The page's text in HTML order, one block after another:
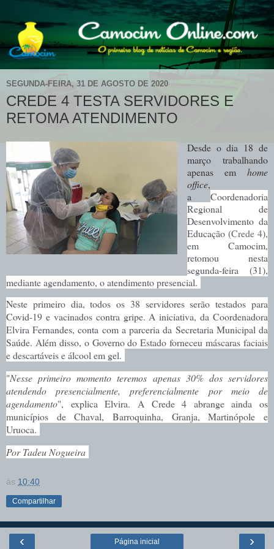
SEGUNDA-FEIRA, 31 DE AGOSTO DE 2020
CREDE 4 TESTA SERVIDORES E
RETOMA ATENDIMENTO
Desde o dia 18 de
março trabalhando
apenas em home
office,
a Coordenadoria
Regional de
Desenvolvimento da
Educação (Crede 4),
em Camocim,
retomou nesta
segunda-feira (31),
mediante agendamento, o atendimento presencial.
Neste primeiro dia, todos os 38 servidores serão testados para
Covid-19 e vacinados contra gripe. A iniciativa, da Coordenadora
Elvira Fernandes, conta com a parceria da Secretaria Municipal da
Saúde. Além disso, o Governo do Estado forneceu máscaras faciais
e descartáveis e álcool em gel.
"Nesse primeiro momento teremos apenas 30% dos servidores
atendendo presencialmente, preferencialmente por meio de
agendamento", explica Elvira. A Crede 4 abrange ainda os
municípios de Chaval, Barroquinha, Granja, Martinópole e
Uruoca.
Por Tadeu Nogueira
às 10:40
Compartilhar
‹ ›
Página inicial